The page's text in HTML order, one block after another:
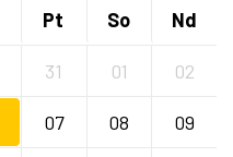
Pt So Nd
31 01 02
07 08 09